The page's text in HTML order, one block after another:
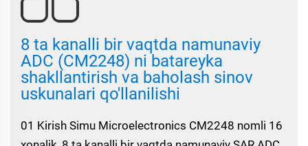
8 ta kanalli bir vaqtda namunaviy
ADC (CM2248) ni batareyka
shakllantirish va baholash sinov
uskunalari qo'llanilishi
01 Kirish Simu Microelectronics CM2248 nomli 16